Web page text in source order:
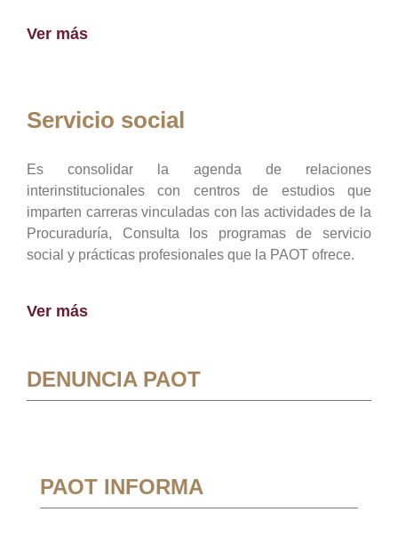
Ver más
Servicio social
Es consolidar la agenda de relaciones
interinstitucionales con centros de estudios que
imparten carreras vinculadas con las actividades de la
Procuraduría, Consulta los programas de servicio
social y prácticas profesionales que la PAOT ofrece.
Ver más
DENUNCIA PAOT
PAOT INFORMA